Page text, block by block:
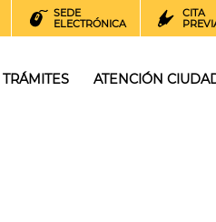
SEDE
ELECTRÓNICA
CITA
TRÁMITES ATENCIÓN